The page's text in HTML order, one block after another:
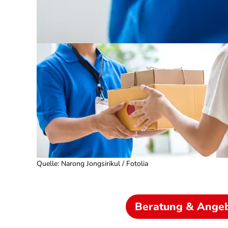
Quelle: Narong Jongsirikul / Fotolia
Beratung &